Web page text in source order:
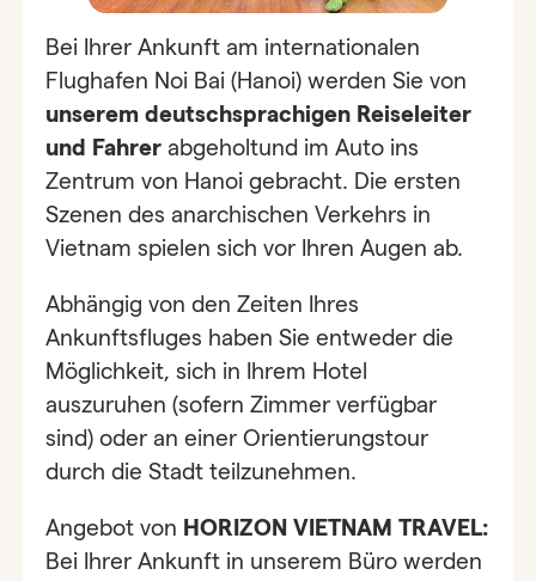
Bei Ihrer Ankunft am internationalen
Flughafen Noi Bai (Hanoi) werden Sie von
unserem deutschsprachigen Reiseleiter
und Fahrer abgeholtund im Auto ins
Zentrum von Hanoi gebracht. Die ersten
Szenen des anarchischen Verkehrs in
Vietnam spielen sich vor Ihren Augen ab.
Abhängig von den Zeiten Ihres
Ankunftsfluges haben Sie entweder die
Möglichkeit, sich in Ihrem Hotel
auszuruhen (sofern Zimmer verfügbar
sind) oder an einer Orientierungstour
durch die Stadt teilzunehmen.
Angebot von HORIZON VIETNAM TRAVEL:
Bei Ihrer Ankunft in unserem Büro werden